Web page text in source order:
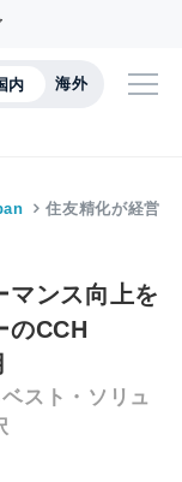
内 海外
住友精化が経営
マンス向上を
のCCH
スト・ソリュ